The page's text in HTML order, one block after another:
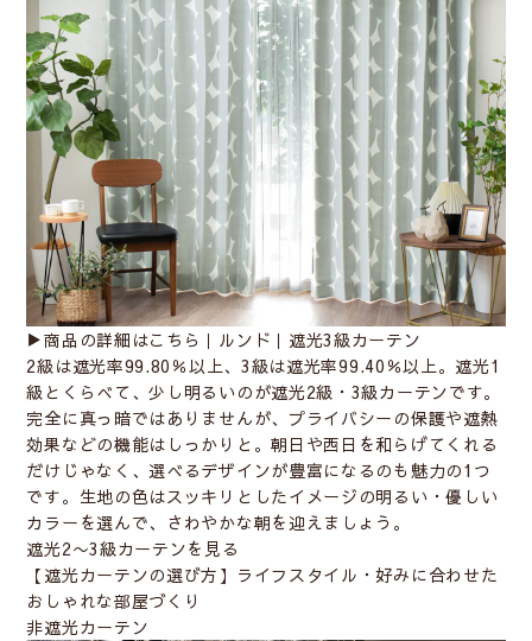
▶︎商品の詳細はこちら｜ ルンド｜遮光3級カーテン
2級は遮光率99.80％以上、3級は遮光率99.40％以上。遮光1
級とくらべて、少し明るいのが遮光2級・3級カーテンです。
完全に真っ暗ではありませんが、プライバシーの保護や遮熱
効果などの機能はしっかりと。朝日や西日を和らげてくれる
だけじゃなく、選べるデザインが豊富になるのも魅力の1つ
です。生地の色はスッキリとしたイメージの明るい・優しい
カラーを選んで、さわやかな朝を迎えましょう。
遮光2〜3級カーテンを見る
【遮光カーテンの選び方】ライフスタイル・好みに合わせた
おしゃれな部屋づくり
非遮光カーテン